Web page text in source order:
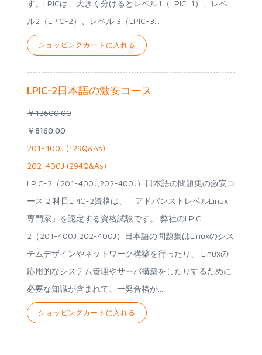
す。LPICは、大きく分けるとレベル1（LPIC-1）、レベ
ル2（LPIC-2）、レベル 3（LPIC-3...
ショッピングカートに入れる
LPIC-2日本語の激安コース
￥13600.00
￥8160.00
201-400J (129Q&As)
202-400J (294Q&As)
LPIC-2（201-400J,202-400J）日本語の問題集の激安コ
ース 2 科目LPIC-2資格は、「アドバンストレベルLinux
専門家」を認定する資格試験です。 弊社のLPIC-
2（201-400J,202-400J）日本語の問題集はLinuxのシス
テムデザインやネットワーク構築を行ったり、 Linuxの
応用的なシステム管理やサーバ構築をしたりするために
必要な知識が含まれて、一発合格が...
ショッピングカートに入れる